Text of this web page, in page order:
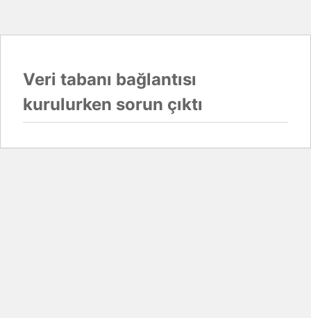
Veri tabanı bağlantısı
kurulurken sorun çıktı